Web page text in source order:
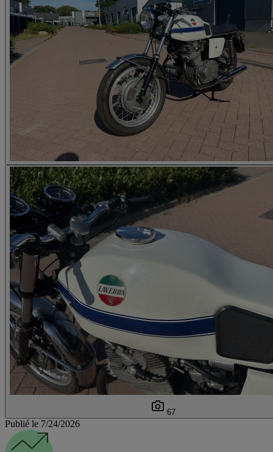
67
Publié le 7/24/2026